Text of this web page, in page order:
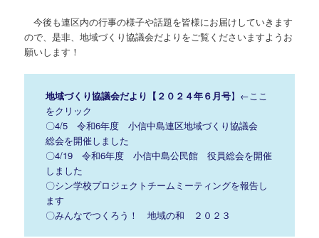
今後も連区内の行事の様子や話題を皆様にお届けしていきます
ので、是非、地域づくり協議会だよりをご覧くださいますようお
願いします！
地域づくり協議会だより【２０２４年６月号】 ←ここ
をクリック
〇4/5 令和6年度 小信中島連区地域づくり協議会
総会を開催しました
〇4/19 令和6年度 小信中島公民館 役員総会を開催
しました
〇シン学校プロジェクトチームミーティングを報告し
ます
〇みんなでつくろう！ 地域の和 ２０２３